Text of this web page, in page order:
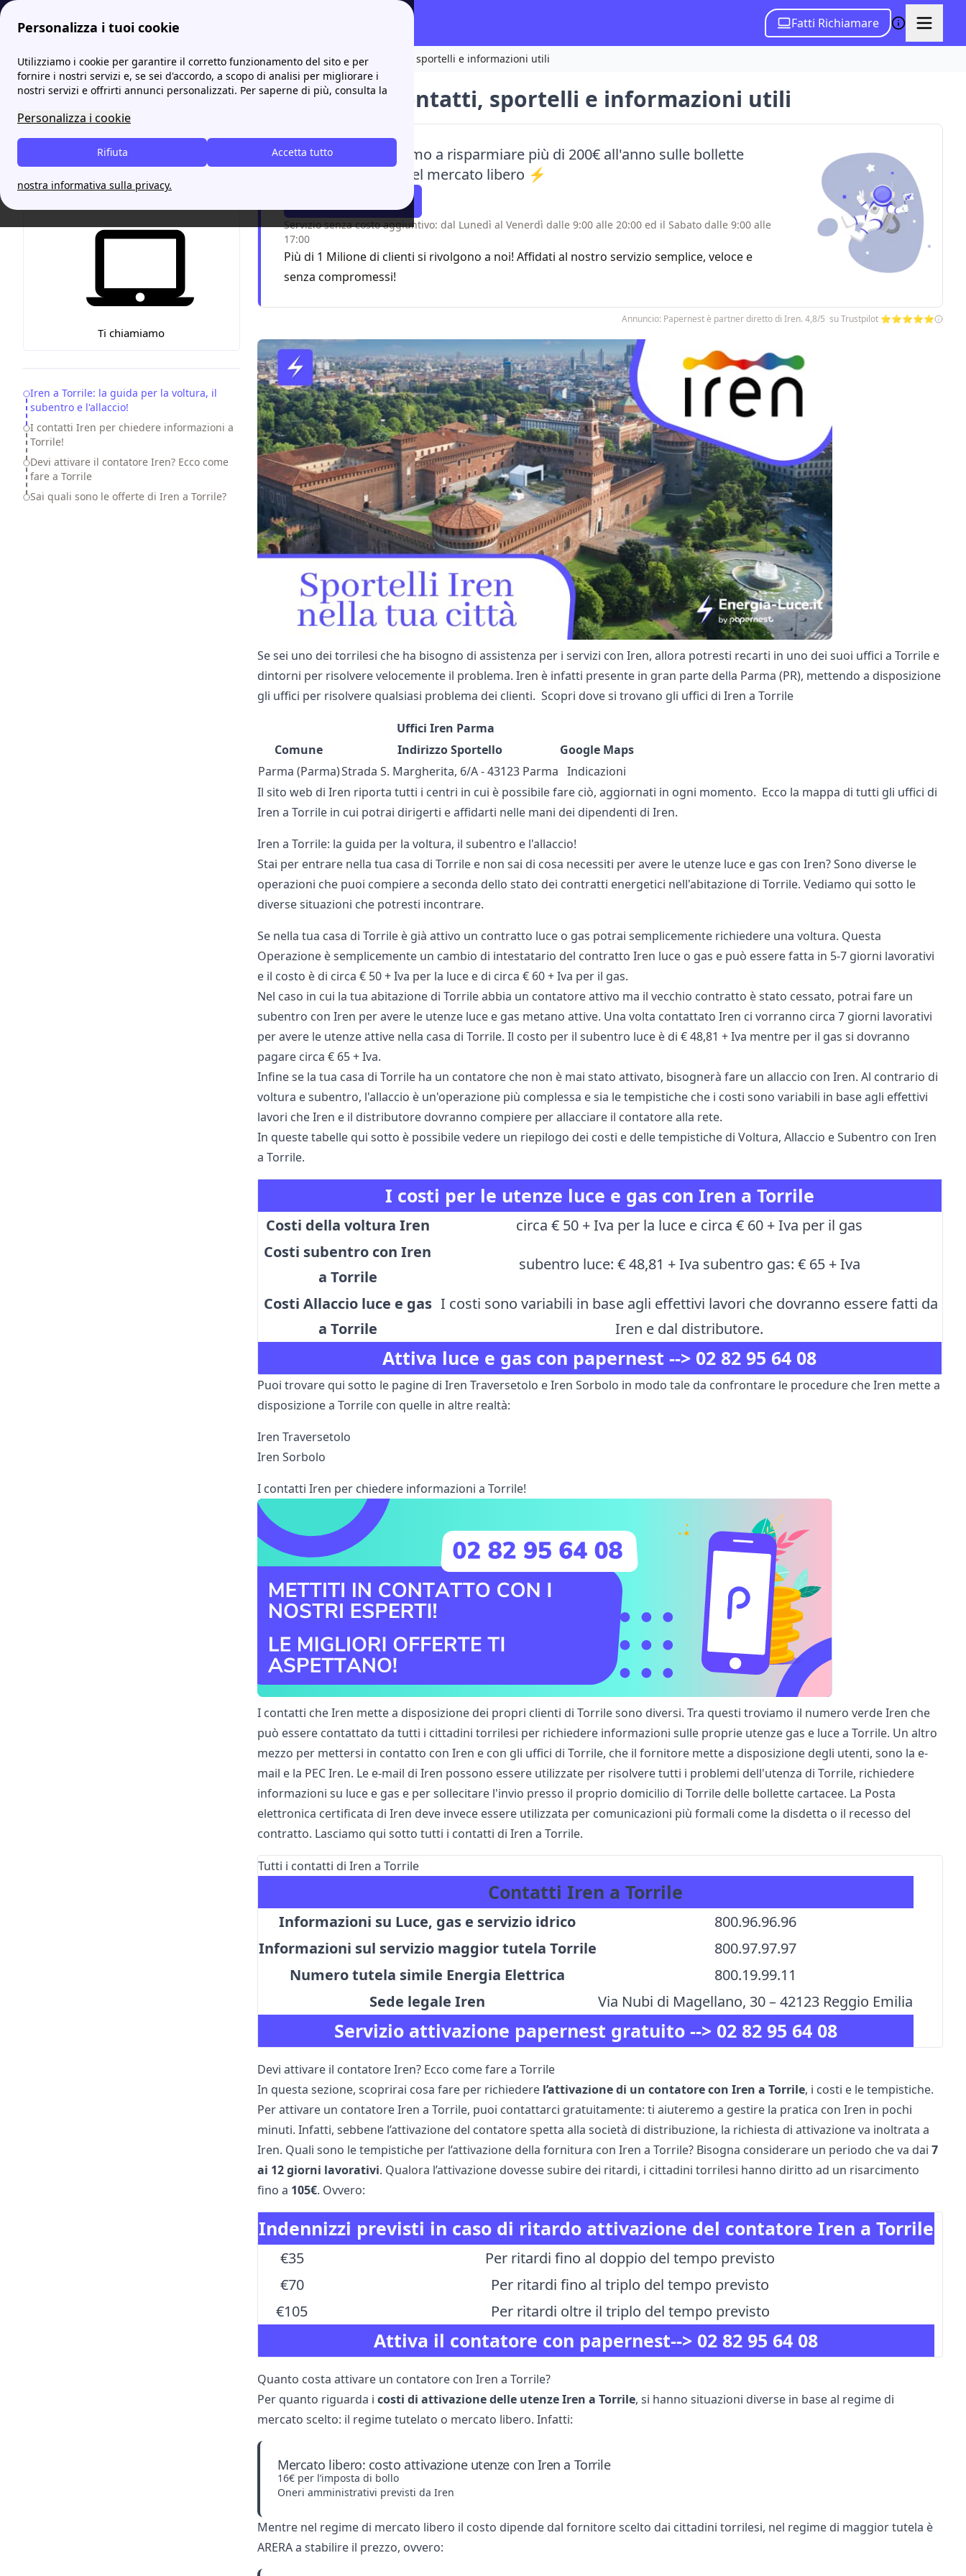
Personalizza i tuoi cookie
Utilizziamo i cookie per garantire il corretto funzionamento del sito e per
fornire i nostri servizi e, se sei d'accordo, a scopo di analisi per migliorare i
nostri servizi e offrirti annunci personalizzati. Per saperne di più, consulta la
Personalizza i cookie
Accetta tutto
Rifiuta
nostra informativa sulla privacy.
Fatti Richiamare
Energia-Luce.it Tutti gli sportelli IREN: indirizzi e contatti Iren Torrile: contatti, sportelli e informazioni utili
Ti chiamiamo
Table of Contents
Iren a Torrile: la guida per la voltura, il
subentro e l'allaccio!
I contatti Iren per chiedere informazioni a
Torrile!
Devi attivare il contatore Iren? Ecco come
fare a Torrile
Sai quali sono le offerte di Iren a Torrile?
Iren Torrile: contatti, sportelli e informazioni utili
Chiamaci e ti aiutiamo a risparmiare più di 200€ all'anno sulle bollette
grazie alle offerte del mercato libero ⚡
Servizio senza costo aggiuntivo: dal Lunedì al Venerdì dalle 9:00 alle 20:00 ed il Sabato dalle 9:00 alle
17:00
Più di 1 Milione di clienti si rivolgono a noi! Affidati al nostro servizio semplice, veloce e
senza compromessi!
Annuncio: Papernest è partner diretto di Iren. 4,8/5 su Trustpilot ⭐⭐⭐⭐⭐
Se sei uno dei torrilesi che ha bisogno di assistenza per i servizi con Iren, allora potresti recarti in uno dei suoi uffici a Torrile e
dintorni per risolvere velocemente il problema. Iren è infatti presente in gran parte della Parma (PR), mettendo a disposizione
gli uffici per risolvere qualsiasi problema dei clienti. Scopri dove si trovano gli uffici di Iren a Torrile
Uffici Iren Parma
Comune
Indirizzo Sportello
Google Maps
Parma (Parma)Strada S. Margherita, 6/A - 43123 Parma
Indicazioni
Il sito web di Iren riporta tutti i centri in cui è possibile fare ciò, aggiornati in ogni momento. Ecco la mappa di tutti gli uffici di
Iren a Torrile in cui potrai dirigerti e affidarti nelle mani dei dipendenti di Iren.
Iren a Torrile: la guida per la voltura, il subentro e l'allaccio!
Stai per entrare nella tua casa di Torrile e non sai di cosa necessiti per avere le utenze luce e gas con Iren? Sono diverse le
operazioni che puoi compiere a seconda dello stato dei contratti energetici nell'abitazione di Torrile. Vediamo qui sotto le
diverse situazioni che potresti incontrare.
Se nella tua casa di Torrile è già attivo un contratto luce o gas potrai semplicemente richiedere una voltura. Questa
Operazione è semplicemente un cambio di intestatario del contratto Iren luce o gas e può essere fatta in 5-7 giorni lavorativi
e il costo è di circa € 50 + Iva per la luce e di circa € 60 + Iva per il gas.
Nel caso in cui la tua abitazione di Torrile abbia un contatore attivo ma il vecchio contratto è stato cessato, potrai fare un
subentro con Iren per avere le utenze luce e gas metano attive. Una volta contattato Iren ci vorranno circa 7 giorni lavorativi
per avere le utenze attive nella casa di Torrile. Il costo per il subentro luce è di € 48,81 + Iva mentre per il gas si dovranno
pagare circa € 65 + Iva.
Infine se la tua casa di Torrile ha un contatore che non è mai stato attivato, bisognerà fare un allaccio con Iren. Al contrario di
voltura e subentro, l'allaccio è un'operazione più complessa e sia le tempistiche che i costi sono variabili in base agli effettivi
lavori che Iren e il distributore dovranno compiere per allacciare il contatore alla rete.
In queste tabelle qui sotto è possibile vedere un riepilogo dei costi e delle tempistiche di Voltura, Allaccio e Subentro con Iren
a Torrile.
Attiva luce e gas con papernest --> 02 82 95 64 08
I costi per le utenze luce e gas con Iren a Torrile
Costi della voltura Iren
circa € 50 + Iva per la luce e circa € 60 + Iva per il gas
Costi subentro con Iren
a Torrile
subentro luce: € 48,81 + Iva subentro gas: € 65 + Iva
Costi Allaccio luce e gas
a Torrile
I costi sono variabili in base agli effettivi lavori che dovranno essere fatti da
Iren e dal distributore.
Puoi trovare qui sotto le pagine di Iren Traversetolo e Iren Sorbolo in modo tale da confrontare le procedure che Iren mette a
disposizione a Torrile con quelle in altre realtà:
Iren Traversetolo
Iren Sorbolo
I contatti Iren per chiedere informazioni a Torrile!
I contatti che Iren mette a disposizione dei propri clienti di Torrile sono diversi. Tra questi troviamo il numero verde Iren che
può essere contattato da tutti i cittadini torrilesi per richiedere informazioni sulle proprie utenze gas e luce a Torrile. Un altro
mezzo per mettersi in contatto con Iren e con gli uffici di Torrile, che il fornitore mette a disposizione degli utenti, sono la e-
mail e la PEC Iren. Le e-mail di Iren possono essere utilizzate per risolvere tutti i problemi dell'utenza di Torrile, richiedere
informazioni su luce e gas e per sollecitare l'invio presso il proprio domicilio di Torrile delle bollette cartacee. La Posta
elettronica certificata di Iren deve invece essere utilizzata per comunicazioni più formali come la disdetta o il recesso del
contratto. Lasciamo qui sotto tutti i contatti di Iren a Torrile.
Tutti i contatti di Iren a Torrile
Servizio attivazione papernest gratuito --> 02 82 95 64 08
Contatti Iren a Torrile
Informazioni su Luce, gas e servizio idrico
800.96.96.96
Informazioni sul servizio maggior tutela Torrile
800.97.97.97
Numero tutela simile Energia Elettrica
800.19.99.11
Sede legale Iren
Via Nubi di Magellano, 30 – 42123 Reggio Emilia
Devi attivare il contatore Iren? Ecco come fare a Torrile
In questa sezione, scoprirai cosa fare per richiedere l’attivazione di un contatore con Iren a Torrile, i costi e le tempistiche.
Per attivare un contatore Iren a Torrile, puoi contattarci gratuitamente: ti aiuteremo a gestire la pratica con Iren in pochi
minuti. Infatti, sebbene l’attivazione del contatore spetta alla società di distribuzione, la richiesta di attivazione va inoltrata a
Iren. Quali sono le tempistiche per l’attivazione della fornitura con Iren a Torrile? Bisogna considerare un periodo che va dai 7
ai 12 giorni lavorativi. Qualora l’attivazione dovesse subire dei ritardi, i cittadini torrilesi hanno diritto ad un risarcimento
fino a 105€. Ovvero:
Attiva il contatore con papernest--> 02 82 95 64 08
Indennizzi previsti in caso di ritardo attivazione del contatore Iren a Torrile
€35
Per ritardi fino al doppio del tempo previsto
€70
Per ritardi fino al triplo del tempo previsto
€105
Per ritardi oltre il triplo del tempo previsto
Quanto costa attivare un contatore con Iren a Torrile?
Per quanto riguarda i costi di attivazione delle utenze Iren a Torrile, si hanno situazioni diverse in base al regime di
mercato scelto: il regime tutelato o mercato libero. Infatti:
Mercato libero: costo attivazione utenze con Iren a Torrile
16€ per l’imposta di bollo
Oneri amministrativi previsti da Iren
Mentre nel regime di mercato libero il costo dipende dal fornitore scelto dai cittadini torrilesi, nel regime di maggior tutela è
ARERA a stabilire il prezzo, ovvero: